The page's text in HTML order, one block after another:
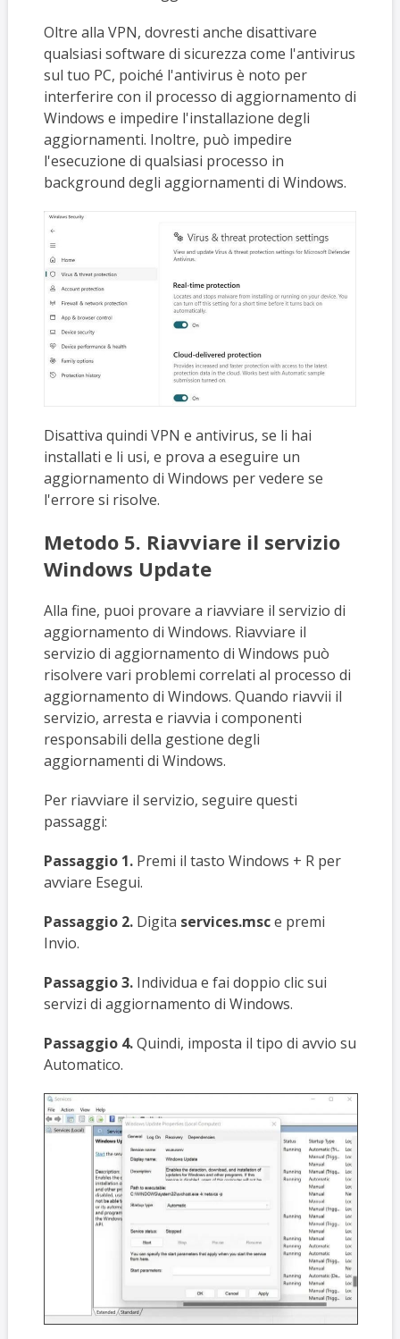
Oltre alla VPN, dovresti anche disattivare
qualsiasi software di sicurezza come l'antivirus
sul tuo PC, poiché l'antivirus è noto per
interferire con il processo di aggiornamento di
Windows e impedire l'installazione degli
aggiornamenti. Inoltre, può impedire
l'esecuzione di qualsiasi processo in
background degli aggiornamenti di Windows.
Disattiva quindi VPN e antivirus, se li hai
installati e li usi, e prova a eseguire un
aggiornamento di Windows per vedere se
l'errore si risolve.
Metodo 5. Riavviare il servizio
Windows Update
Alla fine, puoi provare a riavviare il servizio di
aggiornamento di Windows. Riavviare il
servizio di aggiornamento di Windows può
risolvere vari problemi correlati al processo di
aggiornamento di Windows. Quando riavvii il
servizio, arresta e riavvia i componenti
responsabili della gestione degli
aggiornamenti di Windows.
Per riavviare il servizio, seguire questi
passaggi:
Passaggio 1.Premi il tasto Windows + R per
avviare Esegui.
Passaggio 2.Digita services.msce premi
Invio.
Passaggio 3.Individua e fai doppio clic sui
servizi di aggiornamento di Windows.
Passaggio 4.Quindi, imposta il tipo di avvio su
Automatico.